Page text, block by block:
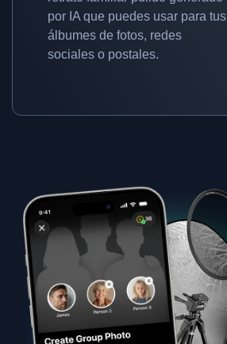
por IA que puedes usar para tus
álbumes de fotos, redes
sociales o postales.